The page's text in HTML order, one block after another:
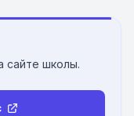
сайте школы.